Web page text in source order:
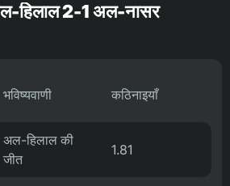
अल-हिलाल 2-1 अल-नासर
भविष्यवाणी कठिनाइयाँ
अल-हिलाल की
जीत
1.81